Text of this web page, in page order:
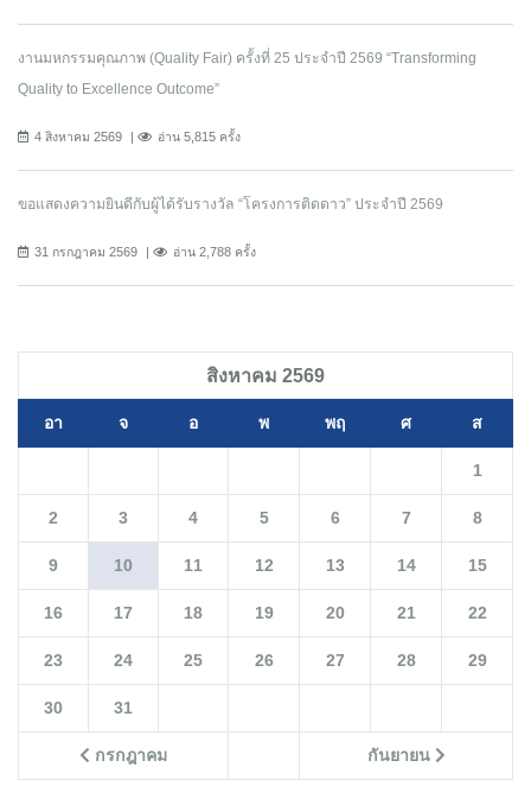
งานมหกรรมคุณภาพ (Quality Fair) ครั้งที่ 25 ประจำปี 2569 “Transforming
Quality to Excellence Outcome”
4 สิงหาคม 2569 อ่าน 5,815 ครั้ง
ขอแสดงความยินดีกับผู้ได้รับรางวัล “โครงการติดดาว” ประจำปี 2569
31 กรกฎาคม 2569 อ่าน 2,788 ครั้ง
สิงหาคม 2569
อา จ อ พ พฤ ศ ส
กรกฎาคม กันยายน
1
2 3 4 5 6 7 8
9 10 11 12 13 14 15
16 17 18 19 20 21 22
23 24 25 26 27 28 29
30 31